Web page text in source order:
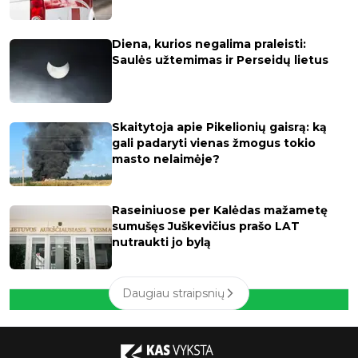
Diena, kurios negalima praleisti:
Saulės užtemimas ir Perseidų lietus
Skaitytoja apie Pikelionių gaisrą: ką
gali padaryti vienas žmogus tokio
masto nelaimėje?
Raseiniuose per Kalėdas mažametę
sumušęs Juškevičius prašo LAT
nutraukti jo bylą
Daugiau straipsnių